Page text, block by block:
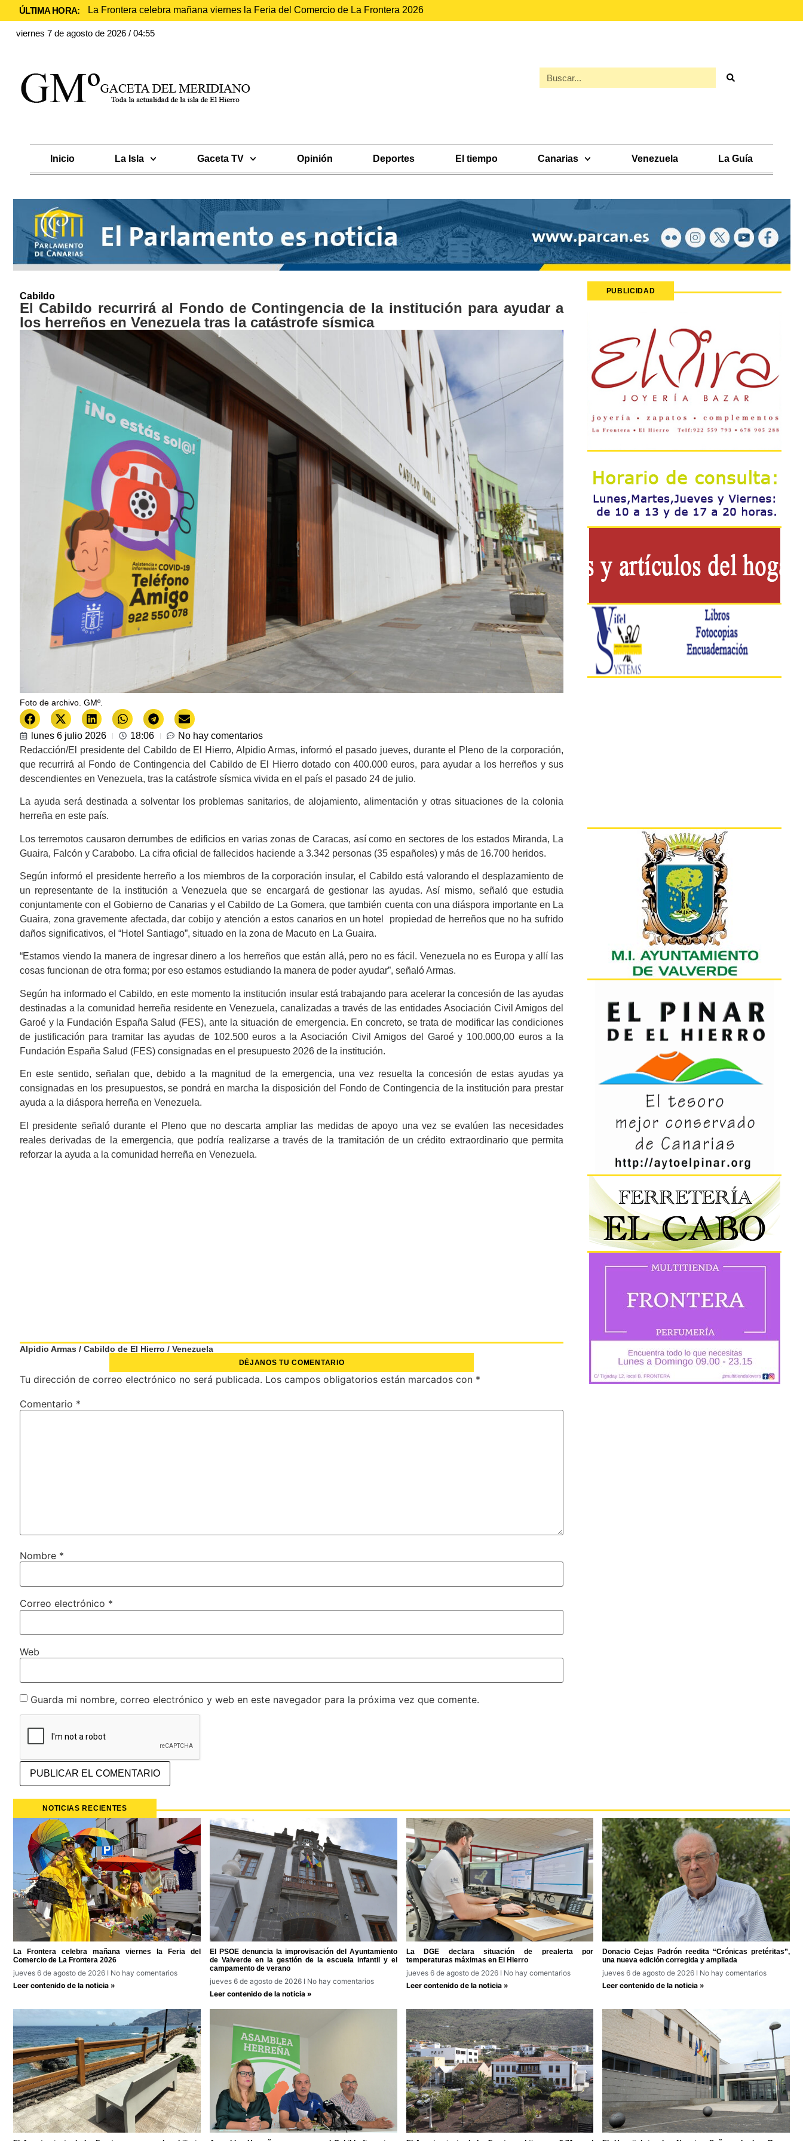
ÚLTIMA HORA: La Frontera celebra mañana viernes la Feria del Comercio de La Frontera 2026
viernes 7 de agosto de 2026 / 04:55
Inicio La Isla Gaceta TV Opinión Deportes El tiempo Canarias Venezuela La Guía
Cabildo
El Cabildo recurrirá al Fondo de Contingencia de la institución para ayudar a
los herreños en Venezuela tras la catástrofe sísmica
Foto de archivo. GMº.
lunes 6 julio 2026 18:06
No hay comentarios
Redacción/El presidente del Cabildo de El Hierro, Alpidio Armas, informó el pasado jueves, durante el Pleno de la corporación,
que recurrirá al Fondo de Contingencia del Cabildo de El Hierro dotado con 400.000 euros, para ayudar a los herreños y sus
descendientes en Venezuela, tras la catástrofe sísmica vivida en el país el pasado 24 de julio.
La ayuda será destinada a solventar los problemas sanitarios, de alojamiento, alimentación y otras situaciones de la colonia
herreña en este país.
Los terremotos causaron derrumbes de edificios en varias zonas de Caracas, así como en sectores de los estados Miranda, La
Guaira, Falcón y Carabobo. La cifra oficial de fallecidos haciende a 3.342 personas (35 españoles) y más de 16.700 heridos.
Según informó el presidente herreño a los miembros de la corporación insular, el Cabildo está valorando el desplazamiento de
un representante de la institución a Venezuela que se encargará de gestionar las ayudas. Así mismo, señaló que estudia
conjuntamente con el Gobierno de Canarias y el Cabildo de La Gomera, que también cuenta con una diáspora importante en La
Guaira, zona gravemente afectada, dar cobijo y atención a estos canarios en un hotel propiedad de herreños que no ha sufrido
daños significativos, el “Hotel Santiago”, situado en la zona de Macuto en La Guaira.
“Estamos viendo la manera de ingresar dinero a los herreños que están allá, pero no es fácil. Venezuela no es Europa y allí las
cosas funcionan de otra forma; por eso estamos estudiando la manera de poder ayudar”, señaló Armas.
Según ha informado el Cabildo, en este momento la institución insular está trabajando para acelerar la concesión de las ayudas
destinadas a la comunidad herreña residente en Venezuela, canalizadas a través de las entidades Asociación Civil Amigos del
Garoé y la Fundación España Salud (FES), ante la situación de emergencia. En concreto, se trata de modificar las condiciones
de justificación para tramitar las ayudas de 102.500 euros a la Asociación Civil Amigos del Garoé y 100.000,00 euros a la
Fundación España Salud (FES) consignadas en el presupuesto 2026 de la institución.
En este sentido, señalan que, debido a la magnitud de la emergencia, una vez resuelta la concesión de estas ayudas ya
consignadas en los presupuestos, se pondrá en marcha la disposición del Fondo de Contingencia de la institución para prestar
ayuda a la diáspora herreña en Venezuela.
El presidente señaló durante el Pleno que no descarta ampliar las medidas de apoyo una vez se evalúen las necesidades
reales derivadas de la emergencia, que podría realizarse a través de la tramitación de un crédito extraordinario que permita
reforzar la ayuda a la comunidad herreña en Venezuela.
Alpidio Armas / Cabildo de El Hierro / Venezuela
DÉJANOS TU COMENTARIO
Tu dirección de correo electrónico no será publicada. Los campos obligatorios están marcados con *
Comentario *
Nombre *
Correo electrónico *
Web
Guarda mi nombre, correo electrónico y web en este navegador para la próxima vez que comente.
PUBLICIDAD
NOTICIAS RECIENTES
La Frontera celebra mañana viernes la Feria del
Comercio de La Frontera 2026
jueves 6 de agosto de 2026
No hay comentarios
Leer contenido de la noticia »
El PSOE denuncia la improvisación del Ayuntamiento
de Valverde en la gestión de la escuela infantil y el
campamento de verano
jueves 6 de agosto de 2026
No hay comentarios
Leer contenido de la noticia »
La DGE declara situación de prealerta por
temperaturas máximas en El Hierro
jueves 6 de agosto de 2026
No hay comentarios
Leer contenido de la noticia »
Donacio Cejas Padrón reedita “Crónicas pretéritas”,
una nueva edición corregida y ampliada
jueves 6 de agosto de 2026
No hay comentarios
Leer contenido de la noticia »